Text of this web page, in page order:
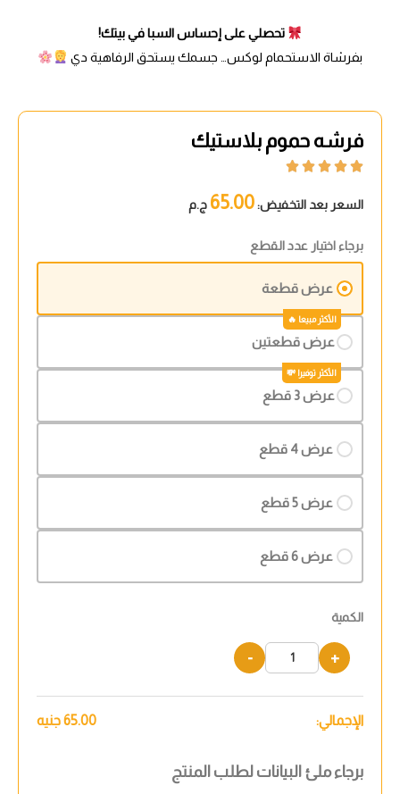
تحصلي على إحساس السبا في بيتك!
بفرشاة الاستحمام لوكس… جسمك يستحق الرفاهية دي
فرشه حموم بلاستيك





السعر بعد التخفيض:65.00 ج.م
برجاء اختيار عدد القطع
عرض قطعة
عرض قطعتين
عرض 3 قطع
عرض 4 قطع
عرض 5 قطع
عرض 6 قطع
الكمية
+
-
الإجمالي: 65.00جنيه
برجاء ملئ البيانات لطلب المنتج